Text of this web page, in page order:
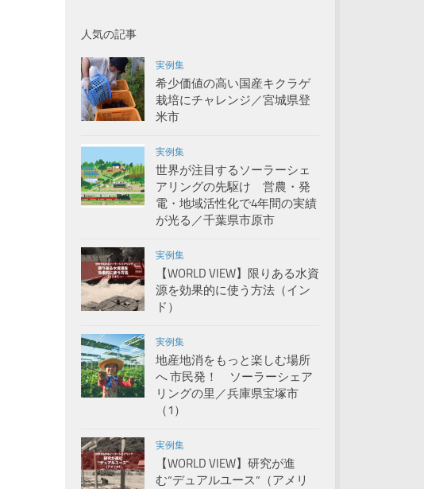
人気の記事
実例集
希少価値の高い国産キクラゲ
栽培にチャレンジ／宮城県登
米市
実例集
世界が注目するソーラーシェ
アリングの先駆け 営農・発
電・地域活性化で4年間の実績
が光る／千葉県市原市
実例集
【WORLD VIEW】限りある水資
源を効果的に使う方法（イン
ド）
実例集
地産地消をもっと楽しむ場所
へ 市民発！ ソーラーシェア
リングの里／兵庫県宝塚市
（1）
実例集
【WORLD VIEW】研究が進
む“デュアルユース”（アメリ